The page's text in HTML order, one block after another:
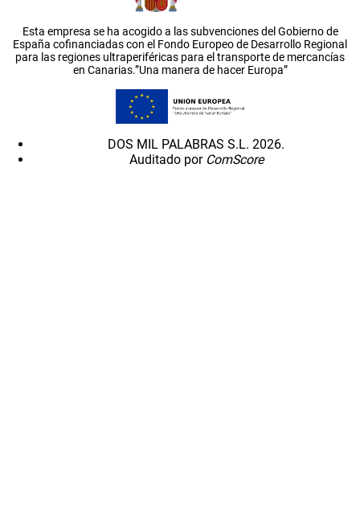
Esta empresa se ha acogido a las subvenciones del Gobierno de
España cofinanciadas con el Fondo Europeo de Desarrollo Regional
para las regiones ultraperiféricas para el transporte de mercancías
en Canarias.”Una manera de hacer Europa”
DOS MIL PALABRAS S.L. 2026.
Auditado por ComScore